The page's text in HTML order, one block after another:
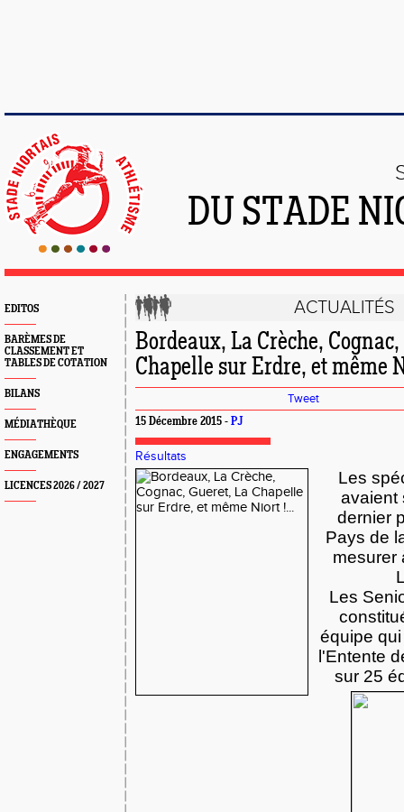
DU STADE
EDITOS
BARÈMES DE
CLASSEMENT ET
TABLES DE COTATION
BILANS
MÉDIATHÈQUE
ENGAGEMENTS
LICENCES 2026 / 2027
ACTUALITÉS
Bordeaux, La Crèche,
Chapelle sur Erdre, et même
Tweet
15 Décembre 2015 - PJ
Résultats
Les
avaient
dernier
Pays de
mesurer
Les
équipe
l'Entente
sur 25